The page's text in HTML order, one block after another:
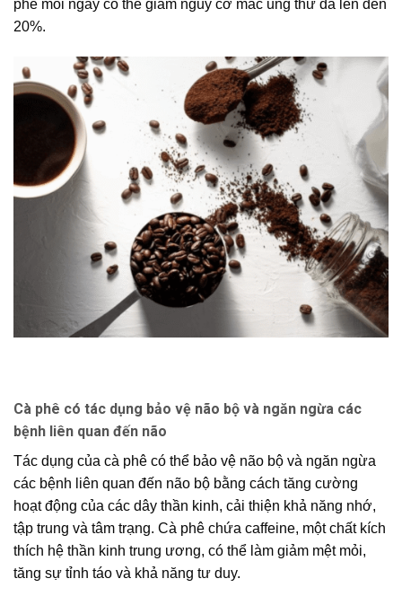
phê mỗi ngày có thể giảm nguy cơ mắc ung thư da lên đến
20%.
Cà phê có tác dụng bảo vệ não bộ và ngăn ngừa các
bệnh liên quan đến não
Tác dụng của cà phê có thể bảo vệ não bộ và ngăn ngừa
các bệnh liên quan đến não bộ bằng cách tăng cường
hoạt động của các dây thần kinh, cải thiện khả năng nhớ,
tập trung và tâm trạng. Cà phê chứa caffeine, một chất kích
thích hệ thần kinh trung ương, có thể làm giảm mệt mỏi,
tăng sự tỉnh táo và khả năng tư duy.